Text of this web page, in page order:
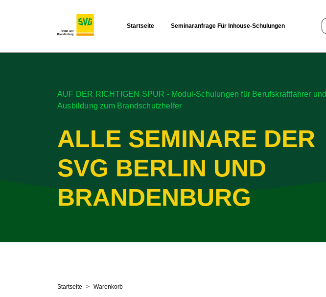
Startseite Seminaranfrage Für Inhouse-Schulungen
AUF DER RICHTIGEN SPUR - Modul-Schulungen für Berufskraftfahrer und
Ausbildung zum Brandschutzhelfer
ALLE SEMINARE DER
SVG BERLIN UND
BRANDENBURG
Startseite Warenkorb